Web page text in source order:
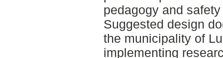
pedagogy and
Suggested design
the municipality of
implementing